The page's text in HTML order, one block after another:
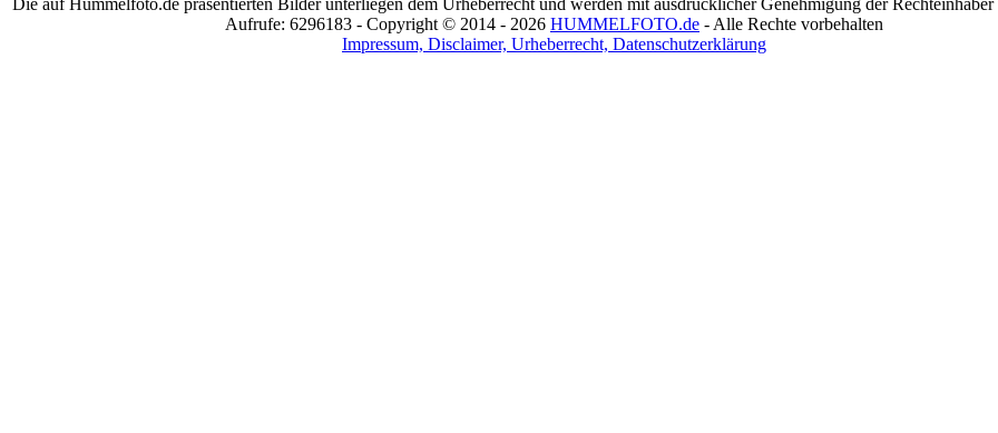
Die auf Hummelfoto.de präsentierten Bilder unterliegen dem Urheberrecht und werden mit ausdrücklicher Genehmigung der
Aufrufe: 6296183 - Copyright © 2014 - 2026 HUMMELFOTO.de - Alle Rechte vorbehalten
Impressum, Disclaimer, Urheberrecht, Datenschutzerklärung